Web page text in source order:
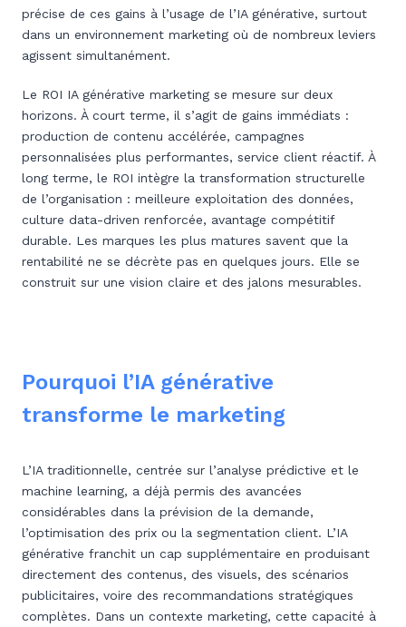
précise de ces gains à l’usage de l’IA générative, surtout
dans un environnement marketing où de nombreux leviers
agissent simultanément.
Le ROI IA générative marketing se mesure sur deux
horizons. À court terme, il s’agit de gains immédiats :
production de contenu accélérée, campagnes
personnalisées plus performantes, service client réactif. À
long terme, le ROI intègre la transformation structurelle
de l’organisation : meilleure exploitation des données,
culture data-driven renforcée, avantage compétitif
durable. Les marques les plus matures savent que la
rentabilité ne se décrète pas en quelques jours. Elle se
construit sur une vision claire et des jalons mesurables.
Pourquoi l’IA générative
transforme le marketing
L’IA traditionnelle, centrée sur l’analyse prédictive et le
machine learning, a déjà permis des avancées
considérables dans la prévision de la demande,
l’optimisation des prix ou la segmentation client. L’IA
générative franchit un cap supplémentaire en produisant
directement des contenus, des visuels, des scénarios
publicitaires, voire des recommandations stratégiques
complètes. Dans un contexte marketing, cette capacité à